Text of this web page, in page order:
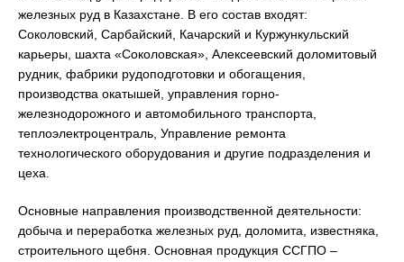
железных руд в Казахстане. В его состав входят:
Соколовский, Сарбайский, Качарский и Куржункульский
карьеры, шахта «Соколовская», Алексеевский доломитовый
рудник, фабрики рудоподготовки и обогащения,
производства окатышей, управления горно-
железнодорожного и автомобильного транспорта,
теплоэлектроцентраль, Управление ремонта
технологического оборудования и другие подразделения и
цеха.
Основные направления производственной деятельности:
добыча и переработка железных руд, доломита, известняка,
строительного щебня. Основная продукция ССГПО –